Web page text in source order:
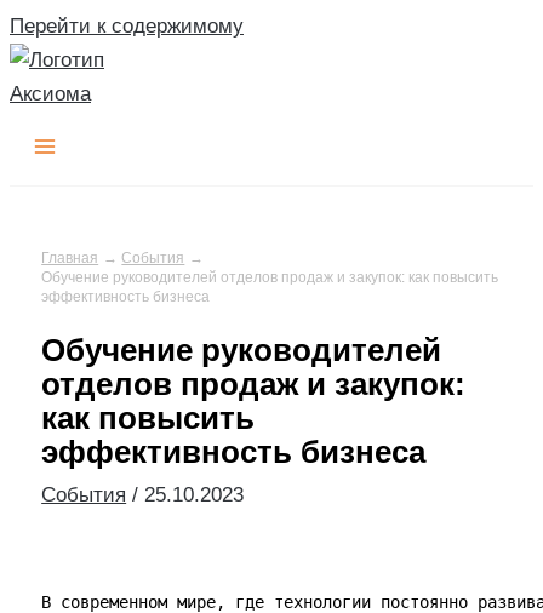
Перейти к содержимому
Главная
События
Обучение руководителей отделов продаж и закупок: как повысить
эффективность бизнеса
Обучение руководителей
отделов продаж и закупок:
как повысить
эффективность бизнеса
События / 25.10.2023
В современном мире, где технологии постоянно